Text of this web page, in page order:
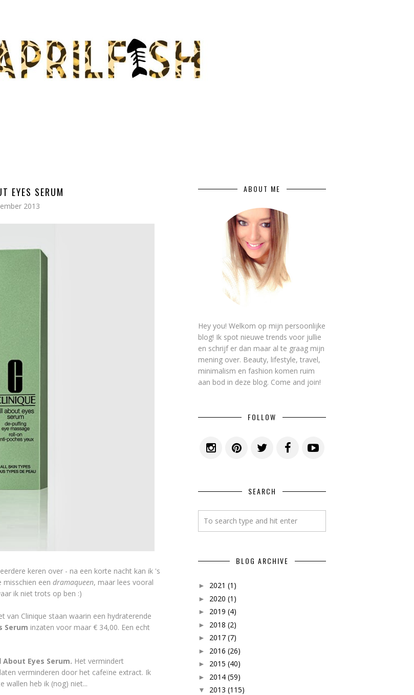
EYES SERUM
2013
keren over - na een korte nacht kan ik 's
misschien een dramaqueen, maar lees vooral
ik niet trots op ben :)
van Clinique staan waarin een hydraterende
Serum inzaten voor maar € 34,00. Een echt
About Eyes Serum. Het vermindert
verminderen door het cafeïne extract. Ik
wallen heb ik (nog) niet...
ABOUT ME
Hey you! Welkom op mijn persoonlijke
blog! Ik spot nieuwe trends voor jullie
en schrijf er dan maar al te graag mijn
mening over. Beauty, lifestyle, travel,
minimalism en fashion komen ruim
aan bod in deze blog. Come and join!
FOLLOW
SEARCH
BLOG ARCHIVE
► 2021 (1)
► 2020 (1)
► 2019 (4)
► 2018 (2)
► 2017 (7)
► 2016 (26)
► 2015 (40)
► 2014 (59)
▼ 2013 (115)